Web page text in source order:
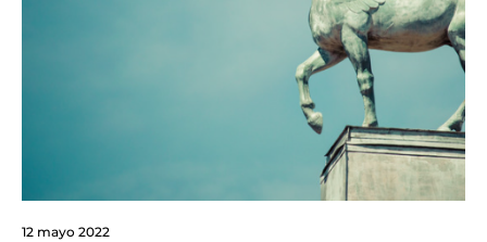
12 mayo 2022